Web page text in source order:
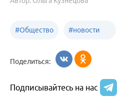
#Общество #новости
образования
Поделиться:
Подписывайтесь на нас